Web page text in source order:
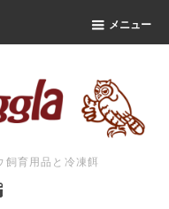
メニュー
育用品と冷凍餌